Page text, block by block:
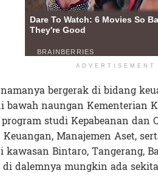
ADVERTISEMENT
bergerak di bidang
bawah naungan Kementerian
program studi Kepabeanan
Manajemen Aset,
kawasan Bintaro, Tangerang,
dalemnya mungkin ada